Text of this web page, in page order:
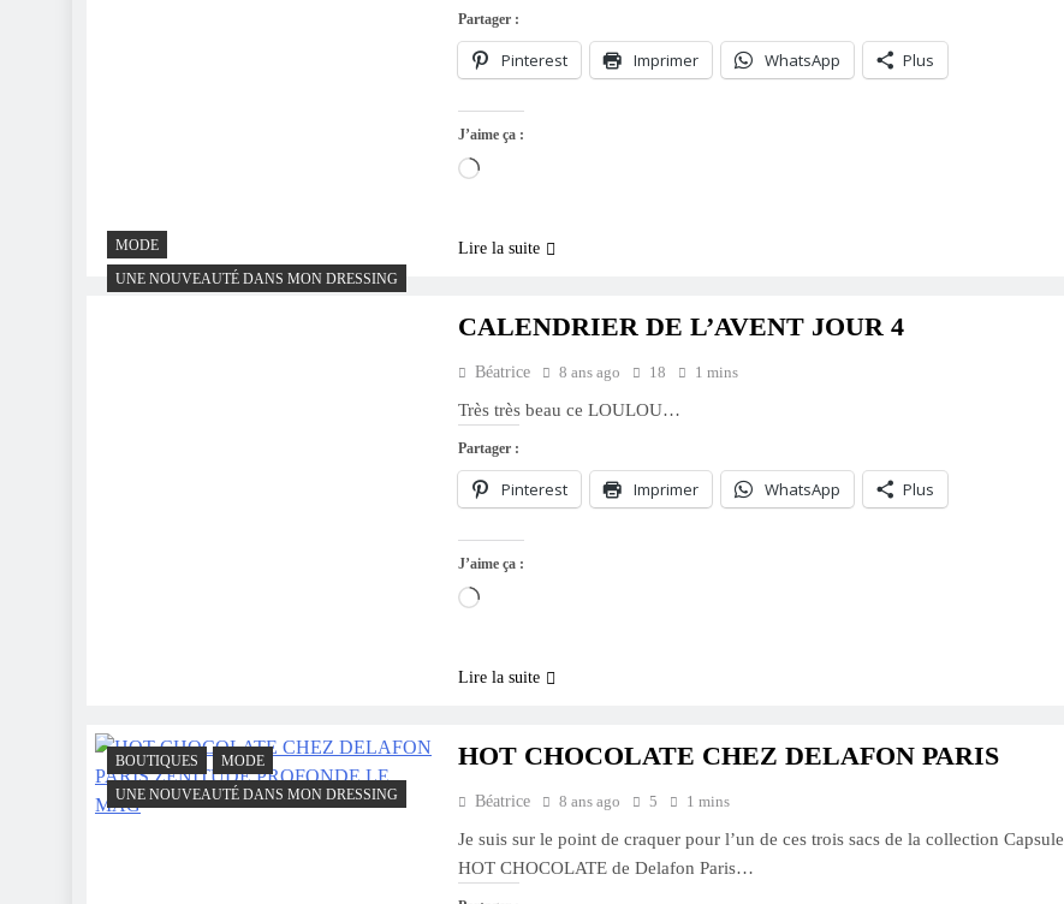
Partager :
Pinterest Imprimer WhatsApp Plus
J’aime ça :
Chargement…
Lire la suite
MODE
UNE NOUVEAUTÉ DANS MON DRESSING
CALENDRIER DE L’AVENT JOUR 4
Béatrice 8 ans ago 18 1 mins
Très très beau ce LOULOU…
Partager :
Pinterest Imprimer WhatsApp Plus
J’aime ça :
Chargement…
Lire la suite
BOUTIQUES
MODE
UNE NOUVEAUTÉ DANS MON DRESSING
HOT CHOCOLATE CHEZ DELAFON PARIS
Béatrice 8 ans ago 5 1 mins
Je suis sur le point de craquer pour l’un de ces trois sacs de la collection Capsule
HOT CHOCOLATE de Delafon Paris…